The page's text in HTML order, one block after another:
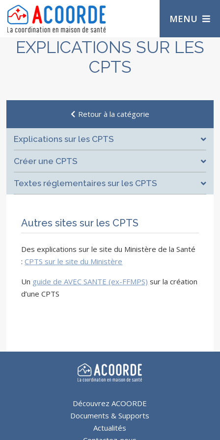
MENU
EXPLICATIONS SUR LES
CPTS
Retour à la catégorie
Explications sur les CPTS
Créer une CPTS
Textes réglementaires sur les CPTS
Autres sites sur les CPTS
Des explications sur le site du Ministère de la Santé
:CPTS sur le site du Ministère
Un guide de AVEC SANTE (ex-FFMPS) sur la création
d’une CPTS
Découvrez ACOORDE
Documents & Supports
Actualités